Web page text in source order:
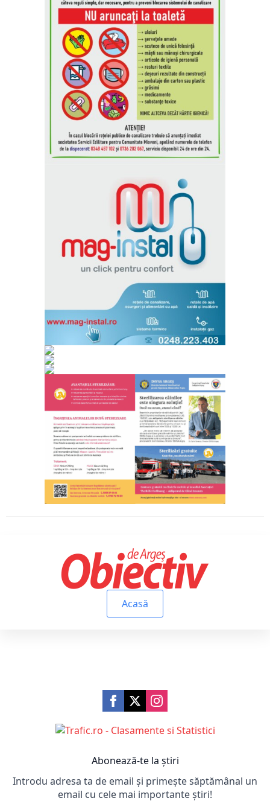
Acasă
Abonează-te la știri
Introdu adresa ta de email și primește săptămânal un
email cu cele mai importante știri!